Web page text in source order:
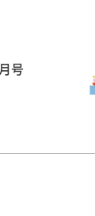
号